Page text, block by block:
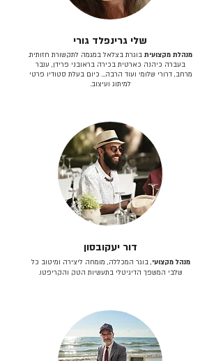
שלי גרינפלד גורי
מנהלת מקצועית בוגרת בצלאל במגמה לתקשורת חזותית.
בעברה כיהנה כארטית בכירה בראובני פרידן, ענבר
מרחב, דרורי שלומי ועוד הרבה… כיום בעלת סטודיו פרטי
למיתוג ועיצוב.
דור יעקובסון
מנהל מקצועי, בוגר המכללה, מומחה ליצירה ומיטוב כל
שלבי המשפך הדיגיטלי בתעשיות הטק והקריפטו.